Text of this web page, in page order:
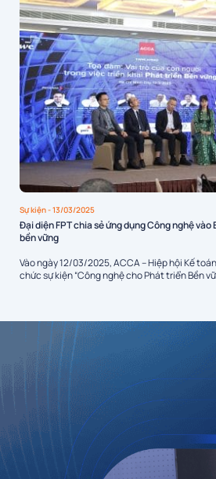
Sự kiện- 13/03/2025
Đại diện FPT chia sẻ ứng dụng Công nghệ
bền vững
Vào ngày 12/03/2025, ACCA – Hiệp hội Kế
chức sự kiện “Công nghệ cho Phát triển Bền